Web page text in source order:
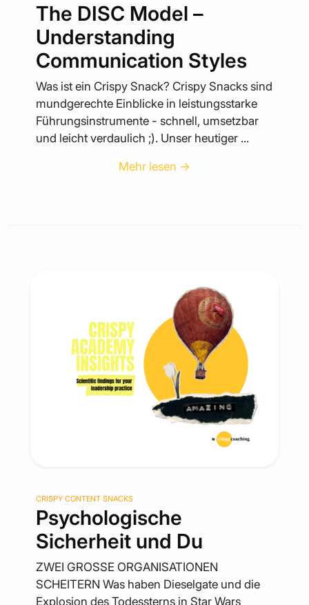
The DISC Model –
Understanding
Communication Styles
Was ist ein Crispy Snack? Crispy Snacks sind
mundgerechte Einblicke in leistungsstarke
Führungsinstrumente - schnell, umsetzbar
und leicht verdaulich ;). Unser heutiger ...
Mehr lesen →
CRISPY CONTENT SNACKS
Psychologische
Sicherheit und Du
ZWEI GROSSE ORGANISATIONEN
SCHEITERN Was haben Dieselgate und die
Explosion des Todessterns in Star Wars